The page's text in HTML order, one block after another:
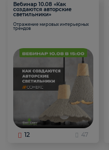
Вебинар 10.08 «Как
создаются авторские
светильники»
Отражение мировых интерьерных
трендов
12 47